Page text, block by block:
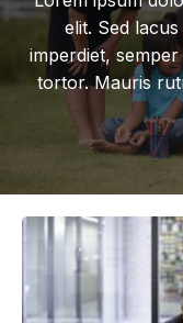
elit. Sed
imperdiet,
tortor. Mauris